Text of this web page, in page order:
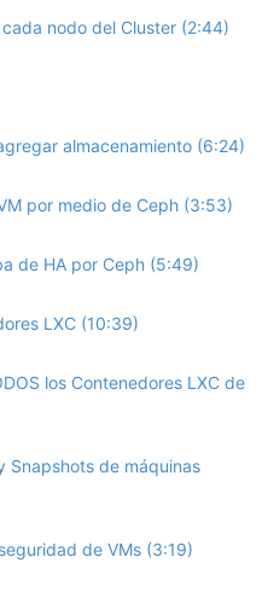
nodo del Cluster (2:44)
almacenamiento (6:24)
por medio de Ceph (3:53)
de HA por Ceph (5:49)
LXC (10:39)
los Contenedores LXC de
Snapshots de máquinas
de VMs (3:19)